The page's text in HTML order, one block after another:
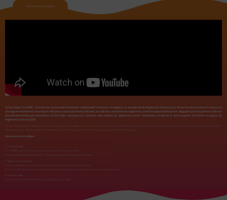
Téléchargement gratuit
Ce livre blanc “Le RGPD : de la donnée personnelle à la donnée relationnelle”revient sur la naissance et les objectifs du Règlement Général sur la Protection des Données. A travers cet
ouvrage et notamment nos analyses d’experts, nous vous invitons à déceler, au-delà des contraintes du règlement, toutes les opportunités qui s’en dégagent pour l’expérience client et
plus précisément les parcours clients. Ce livre blanc partage avec vous une vision positive du règlement, restant valable bien au-delà de la date couperet de l’entrée en vigueur du
règlement, le 25 mai 2018.
En tant qu’experts en expérience client et en business intelligence, nous sommes convaincus que le RGPD représente une réelle opportunité pour créer un nouveau parcours client et
développer une relation faisant intervenir de façon libre et proactive le client. Décryptage par Extens Consulting.
Sommaire du Livre Blanc :
I – DECRYPTAGE
1.1 Le RGPD : garde-fou des données personnelles européennes
1.2 Les grands objectifs du RGPD : une double opportunité pour les marques
II – ANALYSE D’EXPERTS
2.1 De la donnée personnelle à la donnée relationnelle, créatrice de valeur
2.2 La facilité et la confiance s’inscrivent dans la relation entre les marques et les consommateurs
III – DÉCOUVRIR
3.1 Le parcours de la donnée au sein d’un parcours client